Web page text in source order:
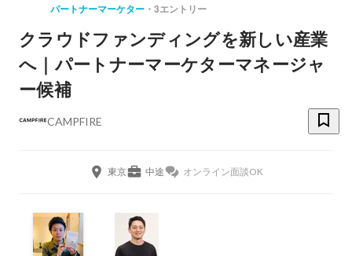
パートナーマーケター 3エントリー
クラウドファンディングを新しい産業
へ｜パートナーマーケターマネージャ
ー候補
CAMPFIRE
東京 中途 オンライン面談OK